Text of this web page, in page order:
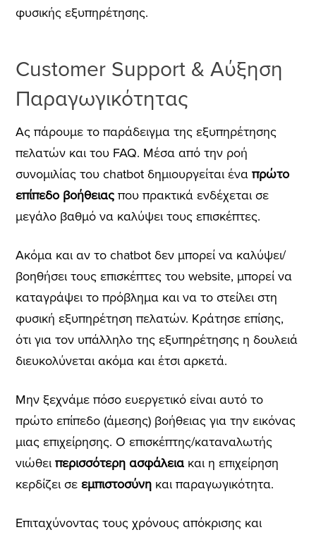
φυσικής εξυπηρέτησης.
Customer Support & Αύξηση
Παραγωγικότητας
Ας πάρουμε το παράδειγμα της εξυπηρέτησης
πελατών και του FAQ. Μέσα από την ροή
συνομιλίας του chatbot δημιουργείται ένα πρώτο
επίπεδο βοήθειαςπου πρακτικά ενδέχεται σε
μεγάλο βαθμό να καλύψει τους επισκέπτες.
Ακόμα και αν το chatbot δεν μπορεί να καλύψει/
βοηθήσει τους επισκέπτες του website, μπορεί να
καταγράψει το πρόβλημα και να το στείλει στη
φυσική εξυπηρέτηση πελατών. Κράτησε επίσης,
ότι για τον υπάλληλο της εξυπηρέτησης η δουλειά
διευκολύνεται ακόμα και έτσι αρκετά.
Μην ξεχνάμε πόσο ευεργετικό είναι αυτό το
πρώτο επίπεδο (άμεσης) βοήθειας για την εικόνας
μιας επιχείρησης. Ο επισκέπτης/καταναλωτής
νιώθει περισσότερη ασφάλειακαι η επιχείρηση
κερδίζει σε εμπιστοσύνηκαι παραγωγικότητα.
Επιταχύνοντας τους χρόνους απόκρισης και